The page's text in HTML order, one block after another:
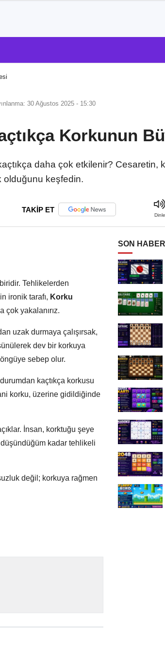
30 Ağustos 2025 - 15:30
Korkunun
daha çok etkilenir? Cesaretin,
olduğunu keşfedin.
TAKİP ET
Dinle
Tehlikelerden
ironik tarafı, Korku
çok yakalanırız.
uzak durmaya çalışırsak,
dev bir korkuya
sebep olur.
kaçtıkça korkusu
korku, üzerine gidildiğinde
İnsan, korktuğu şeye
düşündüğüm kadar tehlikeli
değil; korkuya rağmen
SON